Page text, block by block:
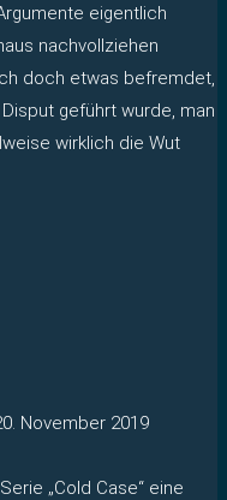
eigentlich
nachvollziehen
doch etwas befremdet,
geführt wurde, man
wirklich die Wut
November 2019
„Cold Case“ eine